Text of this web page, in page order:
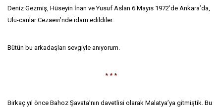
Deniz Gezmiş, Hüseyin İnan ve Yusuf Aslan 6 Mayıs 1972’de Ankara’da,
Ulu-canlar Cezaevi’nde idam edildiler.
Bütün bu arkadaşları sevgiyle anıyorum.
* * *
Birkaç yıl önce Bahoz Şavata’nın davetlisi olarak Malatya’ya gitmiştik. Bu